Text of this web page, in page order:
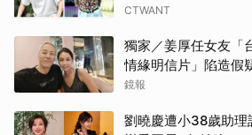
CTWANT
獨家／姜厚任女友「
情緣明信片」陷造假
是文盲我也喜歡！
鏡報
劉曉慶遭小38歲助